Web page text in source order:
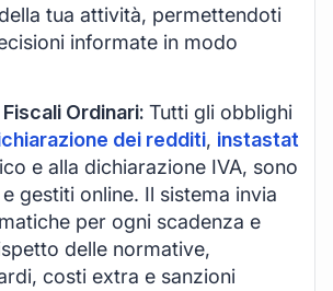
tua attività, permettendoti
informate in modo
Ordinari: Tutti gli obblighi
dei redditi, instastat
e alla dichiarazione IVA, sono
gestiti online. Il sistema invia
per ogni scadenza e
delle normative,
costi extra e sanzioni